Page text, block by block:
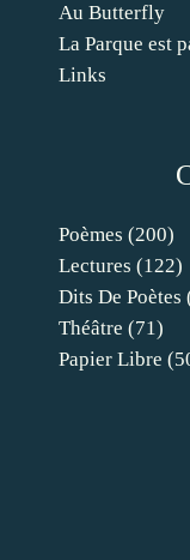
Poèmes (200)
Lectures (122)
Dits De Poètes
Théâtre (71)
Papier Libre
Au Butterfly
La Parque est
Links